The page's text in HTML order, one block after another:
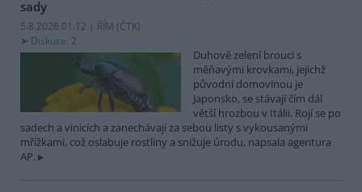
sady
5.8.2026 01:12 | ŘÍM (ČTK)
Diskuse: 2
Duhově zelení brouci s
měňavými krovkami, jejichž
původní domovinou je
Japonsko, se stávají čím dál
větší hrozbou v Itálii. Rojí se po
sadech a vinicích a zanechávají za sebou listy s vykousanými
mřížkami, což oslabuje rostliny a snižuje úrodu, napsala agentura
AP.